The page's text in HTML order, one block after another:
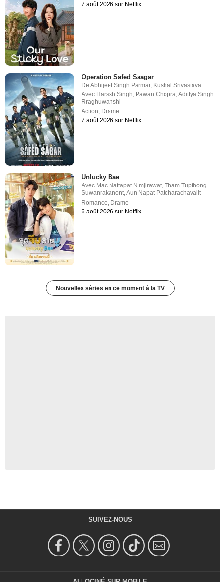
7 août 2026 sur Netflix
Operation Safed Saagar
DeAbhijeet Singh Parmar, Kushal Srivastava
Avec Harssh Singh, Pawan Chopra,Adittya Singh
Rraghuwanshi
Action, Drame
7 août 2026 sur Netflix
Unlucky Bae
Avec Mac Nattapat Nimjirawat ,Tham Tupthong
Suwanrakanont ,Aun Napat Patcharachavalit
Romance Drame
6 août 2026 sur Netflix
Nouvelles séries en ce moment à la TV
SUIVEZ-NOUS